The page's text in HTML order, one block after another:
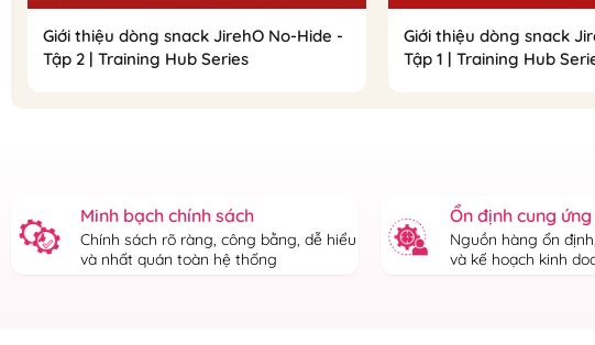
Giới thiệu dòng snack JirehO No-Hide -
Tập 2 | Training Hub Series
Giới thiệu dòng snack
Tập 1 | Training Hub
Minh bạch chính sách
Chính sách rõ ràng, công bằng, dễ hiểu
và nhất quán toàn hệ thống
Ổn định cung ứng
Nguồn hàng ổn
và kế hoạch kinh